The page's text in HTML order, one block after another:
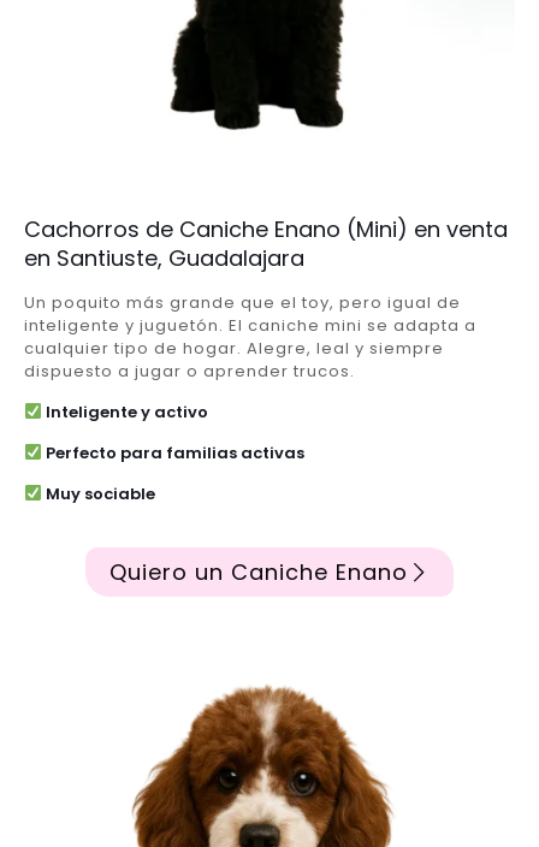
Cachorros de Caniche Enano (Mini) en venta
en Santiuste, Guadalajara
Un poquito más grande que el toy, pero igual de
inteligente y juguetón. El caniche mini se adapta a
cualquier tipo de hogar. Alegre, leal y siempre
dispuesto a jugar o aprender trucos.
Inteligente y activo
Perfecto para familias activas
Muy sociable
Quiero un Caniche Enano